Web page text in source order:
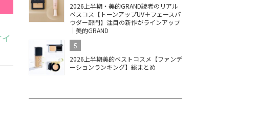
2026上半期・美的GRAND読者のリアル
ベスコス【トーンアップUV＋フェースパ
ウダー部門】注目の新作がラインアップ
｜美的GRAND
5
2026上半期美的ベストコスメ【ファンデ
ーションランキング】総まとめ